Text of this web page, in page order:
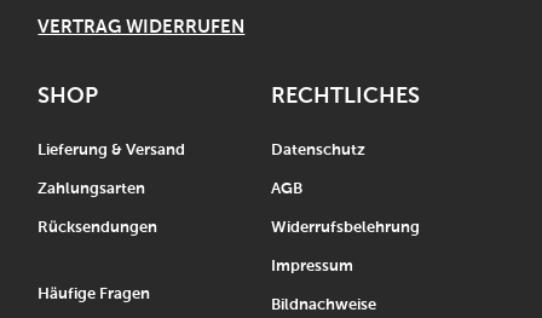
VERTRAG WIDERRUFEN
SHOP
Lieferung & Versand
Zahlungsarten
Rücksendungen
Häufige Fragen
RECHTLICHES
Datenschutz
AGB
Widerrufsbelehrung
Impressum
Bildnachweise